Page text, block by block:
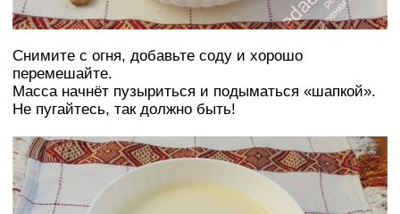
Снимите с огня, добавьте соду и хорошо
перемешайте.
Масса начнёт пузыриться и подыматься «шапкой».
Не пугайтесь, так должно быть!